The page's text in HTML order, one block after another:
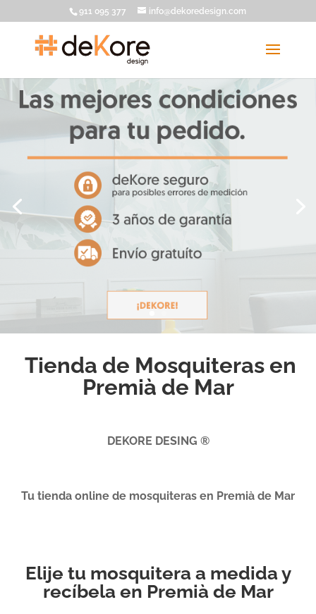
911 095 377 info@dekoredesign.com
Tienda de Mosquiteras en
Premià de Mar
DEKORE DESING ®
Tu tienda online de mosquiteras en Premià de Mar
Elije tu mosquitera a medida y
recíbela en Premià de Mar